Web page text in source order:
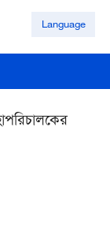
Language